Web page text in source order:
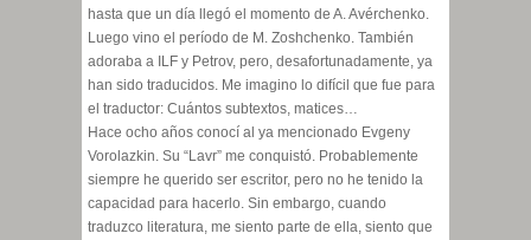
hasta que un día llegó el momento de A. Avérchenko.
Luego vino el período de M. Zoshchenko. También
adoraba a ILF y Petrov, pero, desafortunadamente, ya
han sido traducidos. Me imagino lo difícil que fue para
el traductor: Cuántos subtextos, matices…
Hace ocho años conocí al ya mencionado Evgeny
Vorolazkin. Su “Lavr” me conquistó. Probablemente
siempre he querido ser escritor, pero no he tenido la
capacidad para hacerlo. Sin embargo, cuando
traduzco literatura, me siento parte de ella, siento que